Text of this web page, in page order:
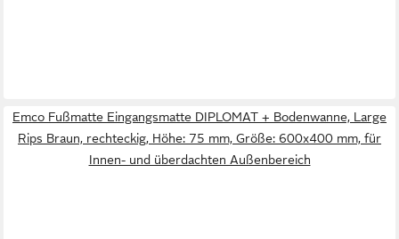
Emco Fußmatte Eingangsmatte DIPLOMAT + Bodenwanne, Large
Rips Braun, rechteckig, Höhe: 75 mm, Größe: 600x400 mm, für
Innen- und überdachten Außenbereich